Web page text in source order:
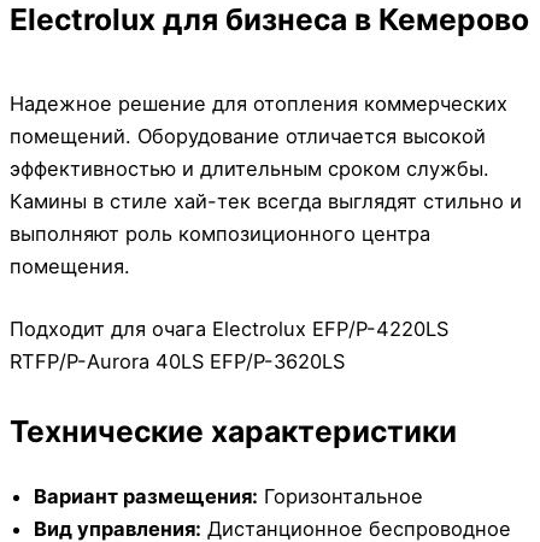
Electrolux для бизнеса в Кемерово
Надежное решение для отопления коммерческих
помещений. Оборудование отличается высокой
эффективностью и длительным сроком службы.
Камины в стиле хай-тек всегда выглядят стильно и
выполняют роль композиционного центра
помещения.
Подходит для очага Electrolux EFP/P-4220LS
RTFP/P-Aurora 40LS EFP/P-3620LS
Технические характеристики
Вариант размещения: Горизонтальное
Вид управления: Дистанционное беспроводное